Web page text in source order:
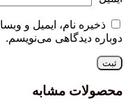
ذخیره نام، ایمیل و
دوباره دیدگاهی می‌نویسم.
محصولات مشابه